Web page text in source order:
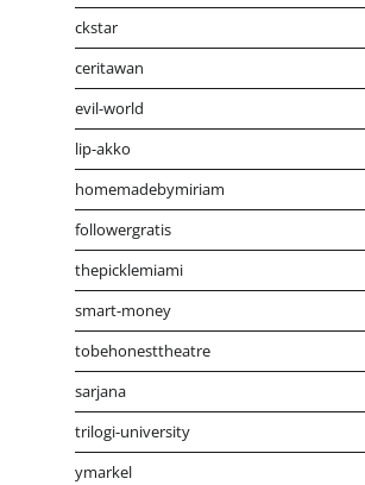
ckstar
ceritawan
evil-world
lip-akko
homemadebymiriam
followergratis
thepicklemiami
smart-money
tobehonesttheatre
sarjana
trilogi-university
ymarkel